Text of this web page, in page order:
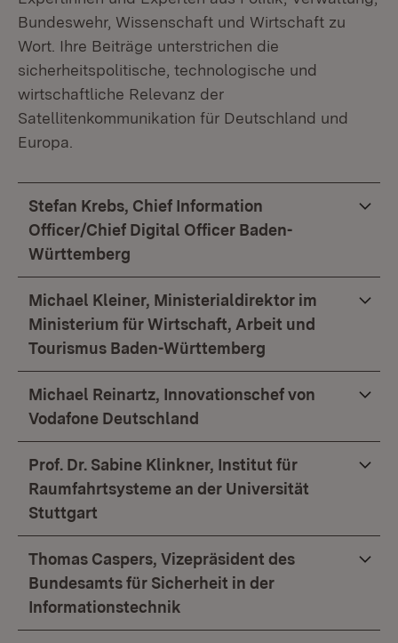
Bundeswehr, Wissenschaft und Wirtschaft zu
Wort. Ihre Beiträge unterstrichen die
sicherheitspolitische, technologische und
wirtschaftliche Relevanz der
Satellitenkommunikation für Deutschland und
Europa.
Stefan Krebs, Chief Information
Officer/Chief Digital Officer Baden-
Württemberg
Michael Kleiner, Ministerialdirektor im
Ministerium für Wirtschaft, Arbeit und
Tourismus Baden-Württemberg
Michael Reinartz, Innovationschef von
Vodafone Deutschland
Prof. Dr. Sabine Klinkner, Institut für
Raumfahrtsysteme an der Universität
Stuttgart
Thomas Caspers, Vizepräsident des
Bundesamts für Sicherheit in der
Informationstechnik